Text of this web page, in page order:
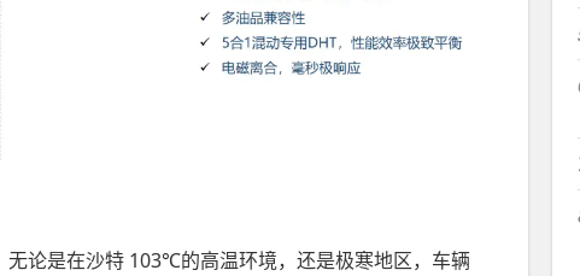
论是在沙特 103℃的高温环境，还是极寒地区，车辆